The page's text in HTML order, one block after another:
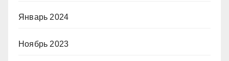
Январь 2024
Ноябрь 2023